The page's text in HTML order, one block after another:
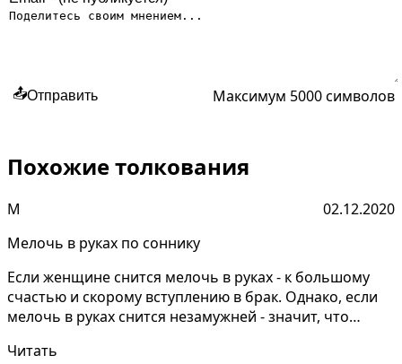
📤Отправить Максимум 5000 символов
Похожие толкования
М
02.12.2020
Мелочь в руках по соннику
Если женщине снится мелочь в руках - к большому
счастью и скорому вступлению в брак. Однако, если
мелочь в руках снится незамужней - значит, что
Читать